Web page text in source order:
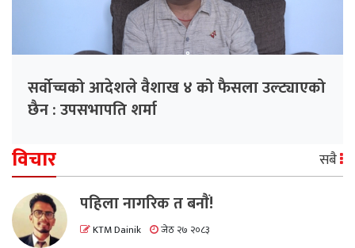
सर्वोच्चको आदेशले वैशाख ४ को फैसला उल्ट्याएको
छैन : उपसभापति शर्मा
विचार सबै
पहिला नागरिक त बनाैं!
KTM Dainik जेठ २७ २०८३